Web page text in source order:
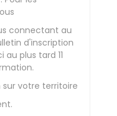
connectant au
d'inscription
plus tard 11
votre territoire